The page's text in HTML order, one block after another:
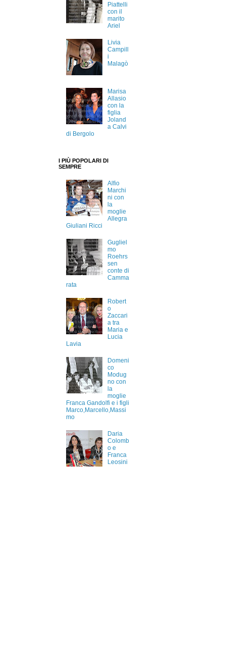
Piattelli
con il
marito
Ariel
Livia
Campill
i
Malagò
Marisa
Allasio
con la
figlia
Joland
a Calvi
di Bergolo
I PIÙ POPOLARI DI
SEMPRE
Alfio
Marchi
ni con
la
moglie
Allegra
Giuliani Ricci
Gugliel
mo
Roehrs
sen
conte di
Camma
rata
Robert
o
Zaccari
a tra
Maria e
Lucia
Lavia
Domeni
co
Modug
no con
la
moglie
Franca Gandolfi e i figli
Marco,Marcello,Massi
mo
Daria
Colomb
o e
Franca
Leosini